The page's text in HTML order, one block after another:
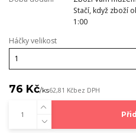
Stačí, když zboží
1:00
Háčky velikost
76 Kč/ks62,81 Kčbez DPH